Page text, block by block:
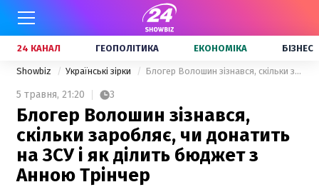
24 КАНАЛ ГЕОПОЛІТИКА ЕКОНОМІКА БІЗНЕС
Showbiz Українські зірки Блогер Волошин зізнався, скільки заробляє, чи донатить на ЗСУ і як ділить бюджет з Анною Трінчер
5 травня, 21:20 3
Блогер Волошин зізнався,
скільки заробляє, чи донатить
на ЗСУ і як ділить бюджет з
Анною Трінчер